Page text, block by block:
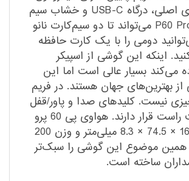
اصلی، بلندگوی اصلی، درگاه USB-C و خشاب سیم
کارت است. P60 Pro می‌تواند تا دو سیم‌کارت نانو
دومی را با یک کارت حافظه
اینکه این گوشی از اسپیکر
می‌کند بسیار عالی است اما این
از بهترین‌های جهان هستند. در فریم
نیست. کلیدهای صدا و پاور/قفل
در فریم سمت راست قرار دارند. هواوی پی 60 پرو
دارای ابعاد 161 × 74.5 × 8.3 میلی‌متر و وزن 200
موضوع این گوشی را سبک‌تر
ساخته است.